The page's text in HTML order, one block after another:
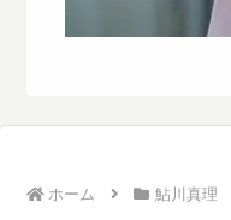
ホーム 鮎川真理